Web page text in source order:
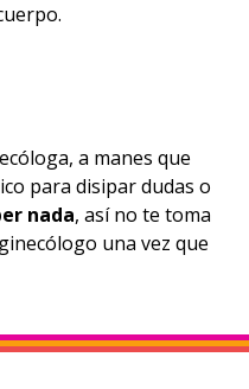
a manes que
para disipar dudas o
nada, así no te toma
una vez que